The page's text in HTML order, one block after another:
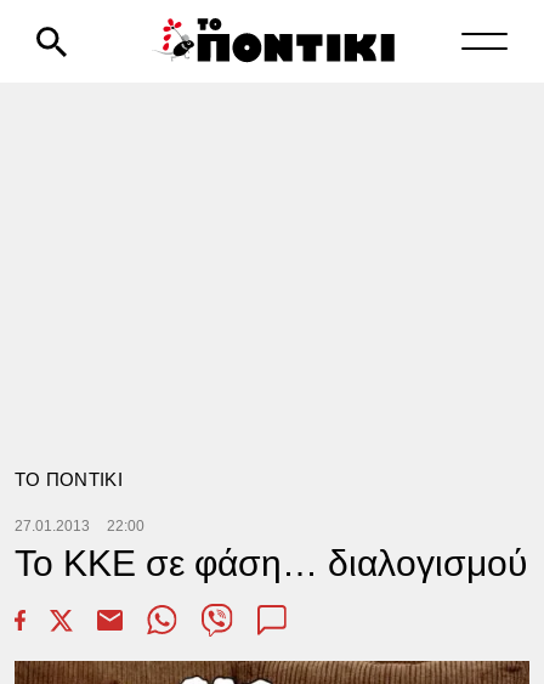
ΤΟ ΠΟΝΤΙΚΙ
27.01.2013 22:00
Το ΚΚΕ σε φάση… διαλογισμού